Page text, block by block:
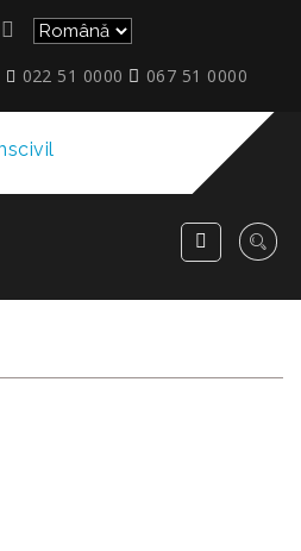
022 51 0000 067 51 0000